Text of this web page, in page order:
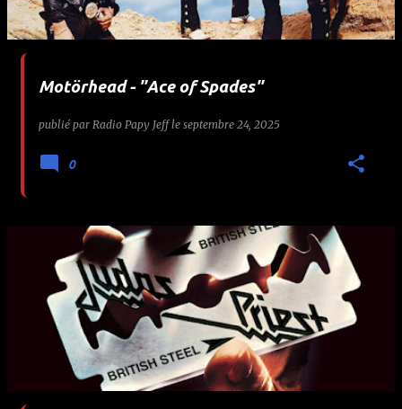
c
Motörhead - "Ace of Spades"
publié par Radio Papy Jeff le septembre 24, 2025
0